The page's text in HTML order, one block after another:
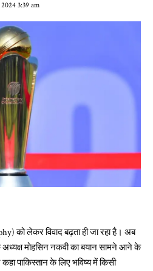
3:39 am
को लेकर विवाद बढ़ता ही जा रहा है। अब
अध्यक्ष मोहसिन नकवी का बयान सामने आने के
कहा पाकिस्तान के लिए भविष्य में किसी